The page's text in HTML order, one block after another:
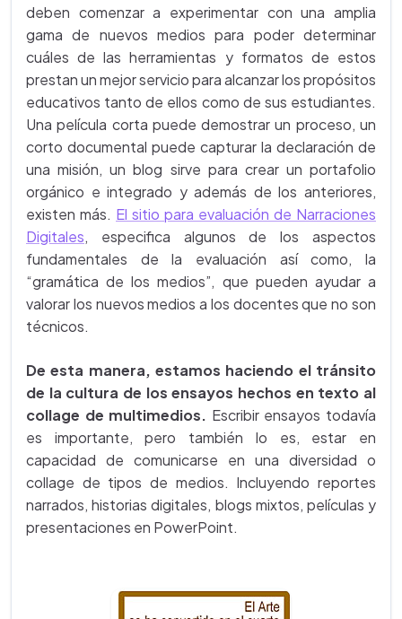
deben comenzar a experimentar con una amplia
gama de nuevos medios para poder determinar
cuáles de las herramientas y formatos de estos
prestan un mejor servicio para alcanzar los propósitos
educativos tanto de ellos como de sus estudiantes.
Una película corta puede demostrar un proceso, un
corto documental puede capturar la declaración de
una misión, un blog sirve para crear un portafolio
orgánico e integrado y además de los anteriores,
existen más. El sitio para evaluación de Narraciones
Digitales, especifica algunos de los aspectos
fundamentales de la evaluación así como, la
“gramática de los medios”, que pueden ayudar a
valorar los nuevos medios a los docentes que no son
técnicos.
De esta manera, estamos haciendo el tránsito
de la cultura de los ensayos hechos en texto al
collage de multimedios. Escribir ensayos todavía
es importante, pero también lo es, estar en
capacidad de comunicarse en una diversidad o
collage de tipos de medios. Incluyendo reportes
narrados, historias digitales, blogs mixtos, películas y
presentaciones en PowerPoint.